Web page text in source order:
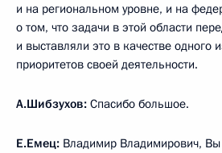
и на региональном уровне, и на
о том, что задачи в этой области
и выставляли это в качестве одного
приоритетов своей деятельности.
А.Шибзухов: Спасибо большое.
Е.Емец: Владимир Владимирович, Вы